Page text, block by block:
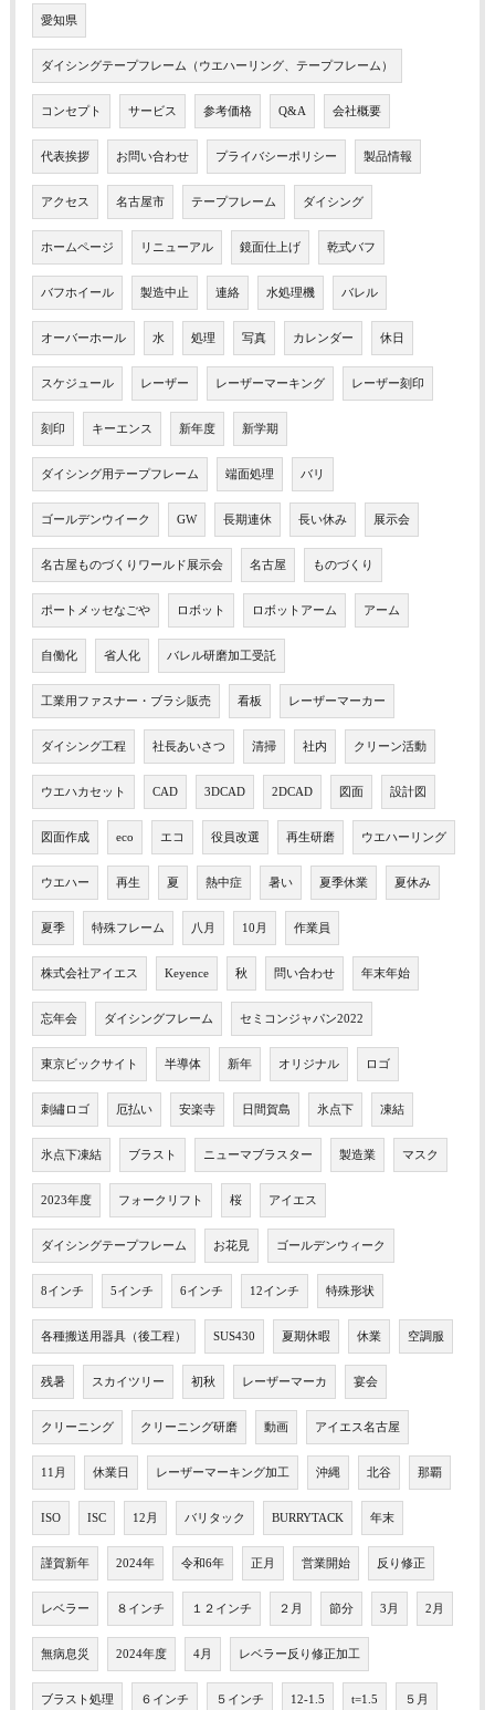
愛知県
ダイシングテープフレーム（ウエハーリング、テープフレーム）
コンセプト サービス 参考価格 Q&A 会社概要
代表挨拶 お問い合わせ プライバシーポリシー 製品情報
アクセス 名古屋市 テープフレーム ダイシング
ホームページ リニューアル 鏡面仕上げ 乾式バフ
バフホイール 製造中止 連絡 水処理機 バレル
オーバーホール 水 処理 写真 カレンダー 休日
スケジュール レーザー レーザーマーキング レーザー刻印
刻印 キーエンス 新年度 新学期
ダイシング用テープフレーム 端面処理 バリ
ゴールデンウイーク GW 長期連休 長い休み 展示会
名古屋ものづくりワールド展示会 名古屋 ものづくり
ポートメッセなごや ロボット ロボットアーム アーム
自働化 省人化 バレル研磨加工受託
工業用ファスナー・ブラシ販売 看板 レーザーマーカー
ダイシング工程 社長あいさつ 清掃 社内 クリーン活動
ウエハカセット CAD 3DCAD 2DCAD 図面 設計図
図面作成 eco エコ 役員改選 再生研磨 ウエハーリング
ウエハー 再生 夏 熱中症 暑い 夏季休業 夏休み
夏季 特殊フレーム 八月 10月 作業員
株式会社アイエス Keyence 秋 問い合わせ 年末年始
忘年会 ダイシングフレーム セミコンジャパン2022
東京ビックサイト 半導体 新年 オリジナル ロゴ
刺繡ロゴ 厄払い 安楽寺 日間賀島 氷点下 凍結
氷点下凍結 ブラスト ニューマブラスター 製造業 マスク
2023年度 フォークリフト 桜 アイエス
ダイシングテープフレーム お花見 ゴールデンウィーク
8インチ 5インチ 6インチ 12インチ 特殊形状
各種搬送用器具（後工程） SUS430 夏期休暇 休業 空調服
残暑 スカイツリー 初秋 レーザーマーカ 宴会
クリーニング クリーニング研磨 動画 アイエス名古屋
11月 休業日 レーザーマーキング加工 沖縄 北谷 那覇
ISO ISC 12月 バリタック BURRYTACK 年末
謹賀新年 2024年 令和6年 正月 営業開始 反り修正
レベラー ８インチ １２インチ ２月 節分 3月 2月
無病息災 2024年度 4月 レベラー反り修正加工
ブラスト処理 ６インチ ５インチ 12-1.5 t=1.5 ５月